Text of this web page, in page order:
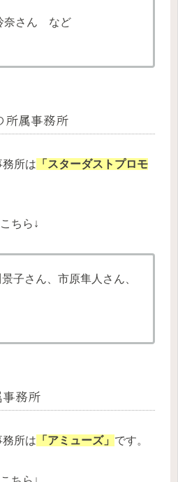
奈さん など
所属事務所
所は 「スターダストプロモ
ちら↓
子さん、市原隼人さん、
務所
所は 「アミューズ」 です。